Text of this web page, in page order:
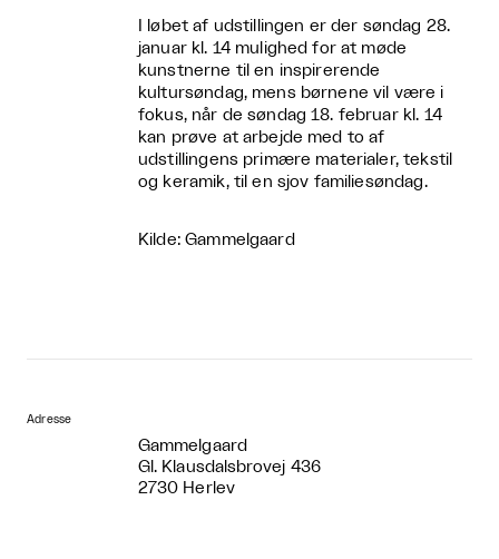
I løbet af udstillingen er der søndag 28.
januar kl. 14 mulighed for at møde
kunstnerne til en inspirerende
kultursøndag, mens børnene vil være i
fokus, når de søndag 18. februar kl. 14
kan prøve at arbejde med to af
udstillingens primære materialer, tekstil
og keramik, til en sjov familiesøndag.
Kilde: Gammelgaard
Adresse
Gammelgaard
Gl. Klausdalsbrovej 436
2730 Herlev